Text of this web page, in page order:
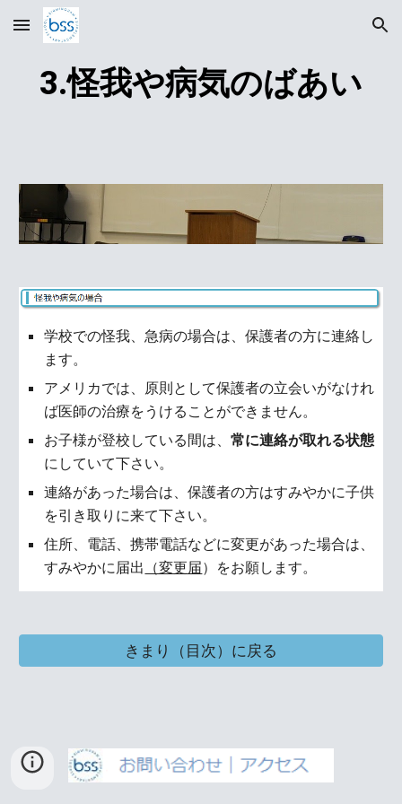
Skip to main content Skip to navigation
3.怪我や病気のばあい
学校での怪我、急病の場合は、保護者の方に連絡し
ます。
アメリカでは、原則として保護者の立会いがなけれ
ば医師の治療をうけることができません。
お子様が登校している間は、常に連絡が取れる状態
にしていて下さい。
連絡があった場合は、保護者の方はすみやかに子供
を引き取りに来て下さい。
住所、電話、携帯電話などに変更があった場合は、
すみやかに届出
（変更届）をお願します。
きまり（目次）に戻る